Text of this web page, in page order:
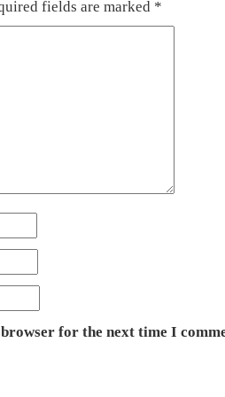
fields are marked *
for the next time I